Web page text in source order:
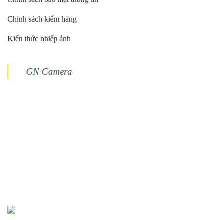
Chính sách kiểm hàng
Kiến thức nhiếp ảnh
GN Camera